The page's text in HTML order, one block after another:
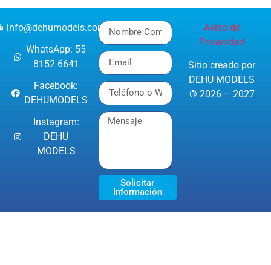
info@dehumodels.com
WhatsApp: 55
8152 6641
Facebook:
DEHUMODELS
Instagram:
DEHU
MODELS
Solicitar
Información
Aviso de
Privacidad
Sitio creado por
DEHU MODELS
® 2026 – 2027